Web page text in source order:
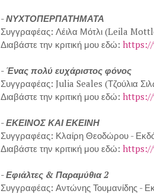
- ΝΥΧΤΟΠΕΡΠΑΤΗΜΑΤΑ
Συγγραφέας: Λέιλα Μότλι (Leila
Διαβάστε την κριτική μου εδώ: https://
- Ένας πολύ ευχάριστος φόνος
Συγγραφέας: Julia Seales (Τζούλια
Διαβάστε την κριτική μου εδώ: https://
- ΕΚΕΙΝΟΣ ΚΑΙ ΕΚΕΙΝΗ
Συγγραφέας: Κλαίρη Θεοδώρου -
Διαβάστε την κριτική μου εδώ: https://
- Εφιάλτες & Παραμύθια 2
Συγγραφέας: Αντώνης Τουμανίδης -